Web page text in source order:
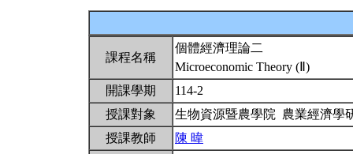
課程名稱
個體經濟理論二
Microeconomic Theory (Ⅱ)
開課學期
114-2
授課對象
生物資源暨農學院 農業經濟學
授課教師
陳 暐